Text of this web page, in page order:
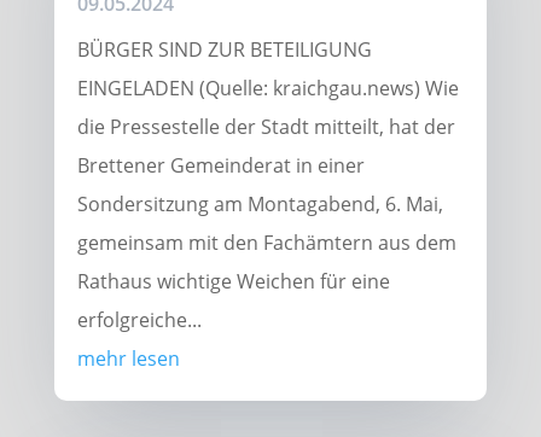
BÜRGER SIND ZUR BETEILIGUNG
EINGELADEN (Quelle: kraichgau.news) Wie
die Pressestelle der Stadt mitteilt, hat der
Brettener Gemeinderat in einer
Sondersitzung am Montagabend, 6. Mai,
gemeinsam mit den Fachämtern aus dem
Rathaus wichtige Weichen für eine
erfolgreiche...
mehr lesen